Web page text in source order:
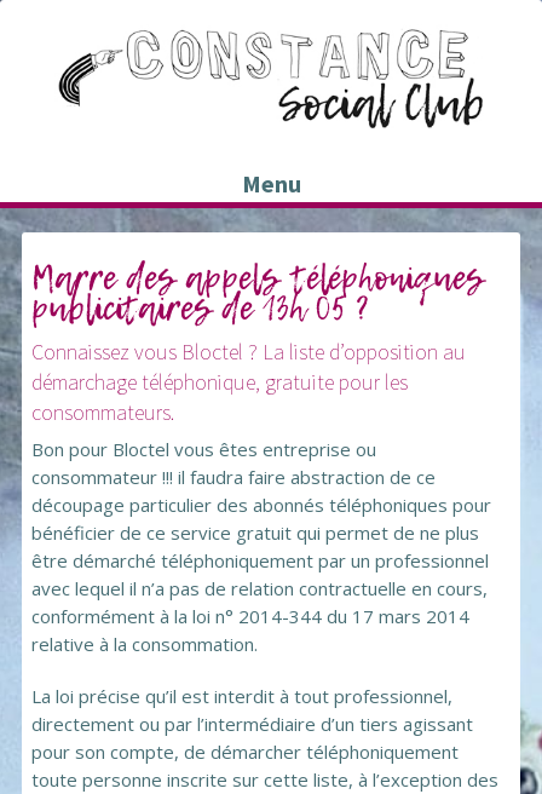
Menu
Marre des appels téléphoniques
publicitaires de 13h 05 ?
Connaissez vous Bloctel ? La liste d’opposition au
démarchage téléphonique, gratuite pour les
consommateurs.
Bon pour Bloctel vous êtes entreprise ou
consommateur !!! il faudra faire abstraction de ce
découpage particulier des abonnés téléphoniques pour
bénéficier de ce service gratuit qui permet de ne plus
être démarché téléphoniquement par un professionnel
avec lequel il n’a pas de relation contractuelle en cours,
conformément à la loi n° 2014-344 du 17 mars 2014
relative à la consommation.
La loi précise qu’il est interdit à tout professionnel,
directement ou par l’intermédiaire d’un tiers agissant
pour son compte, de démarcher téléphoniquement
toute personne inscrite sur cette liste, à l’exception des